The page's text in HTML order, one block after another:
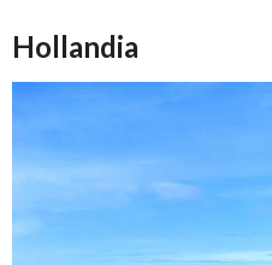
Hollandia